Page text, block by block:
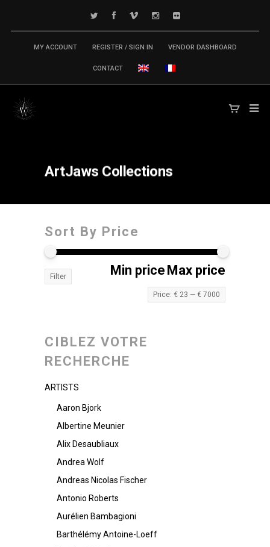
MY ACCOUNT REGISTER / SIGN IN VENDOR DASHBOARD
CONTACT
ArtJaws Collections
Sort By Price
Min price Max price
Filter
Price: € 23 — € 7000
CIBLEZ VOTRE
RECHERCHE
ARTISTS
Aaron Bjork
Albertine Meunier
Alix Desaubliaux
Andrea Wolf
Andreas Nicolas Fischer
Antonio Roberts
Aurélien Bambagioni
Barthélémy Antoine-Loeff